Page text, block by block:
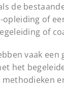
de
of
of
vaak een
het